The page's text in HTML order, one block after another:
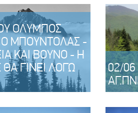
ΌΛΥΜΠΟΣ
ΜΠΟΥΝΤΟΛΑΣ -
ΚΑΙ ΒΟΥΝΟ - Η
ΓΙΝΕΙ ΛΟΓΩ
02/